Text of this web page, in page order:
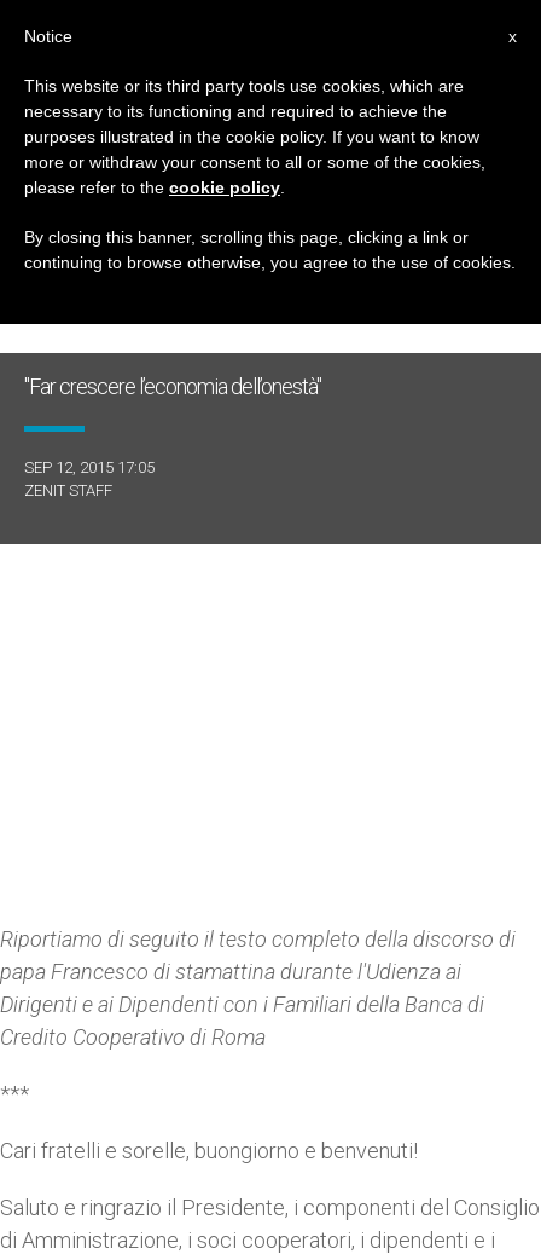
GIORNO
Settembre 12th, 2015
ULTIME NOTIZIE
"Far crescere l’economia dell’onestà"
SEP 12, 2015 17:05
ZENIT STAFF
Riportiamo di seguito il testo completo della discorso di
papa Francesco di stamattina durante l'Udienza ai
Dirigenti e ai Dipendenti con i Familiari della Banca di
Credito Cooperativo di Roma
***
Cari fratelli e sorelle, buongiorno e benvenuti!
Saluto e ringrazio il Presidente, i componenti del Consiglio
di Amministrazione, i soci cooperatori, i dipendenti e i
x
Notice
This website or its third party tools use cookies, which are
necessary to its functioning and required to achieve the
purposes illustrated in the cookie policy. If you want to know
more or withdraw your consent to all or some of the cookies,
please refer to the cookie policy
By closing this banner, scrolling this page, clicking a link or
continuing to browse otherwise, you agree to the use of cookies.